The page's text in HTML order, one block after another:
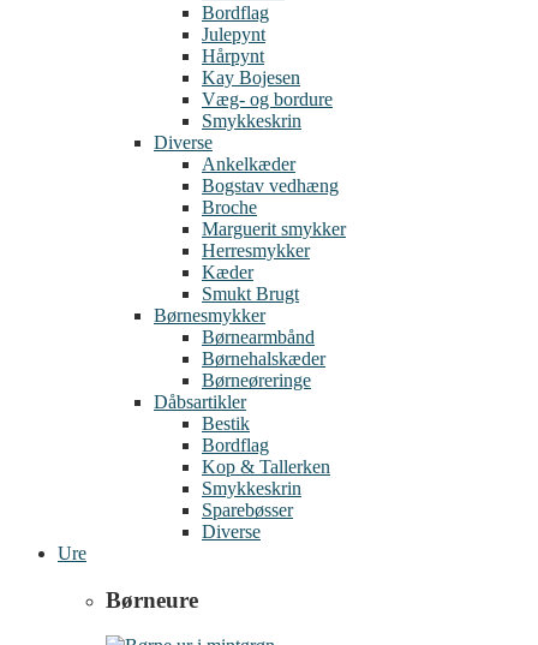
Bordflag
Julepynt
Hårpynt
Kay Bojesen
Væg- og bordure
Smykkeskrin
Diverse
Ankelkæder
Bogstav vedhæng
Broche
Marguerit smykker
Herresmykker
Kæder
Smukt Brugt
Børnesmykker
Børnearmbånd
Børnehalskæder
Børneøreringe
Dåbsartikler
Bestik
Bordflag
Kop & Tallerken
Smykkeskrin
Sparebøsser
Diverse
Ure
Børneure